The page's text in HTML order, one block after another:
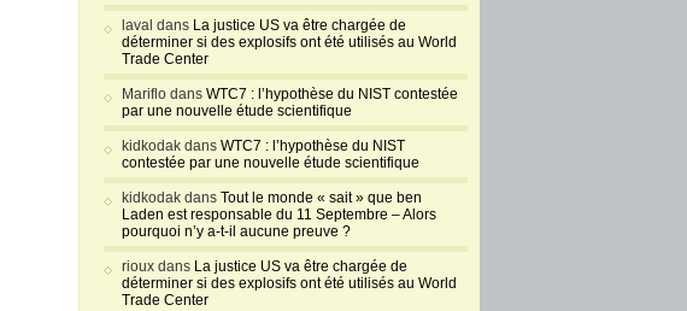
laval dans La justice US va être chargée de
déterminer si des explosifs ont été utilisés au World
Trade Center
Mariflo dans WTC7 : l’hypothèse du NIST contestée
par une nouvelle étude scientifique
kidkodak dans WTC7 : l’hypothèse du NIST
contestée par une nouvelle étude scientifique
kidkodak dans Tout le monde « sait » que ben
Laden est responsable du 11 Septembre – Alors
pourquoi n’y a-t-il aucune preuve ?
rioux dans La justice US va être chargée de
déterminer si des explosifs ont été utilisés au World
Trade Center